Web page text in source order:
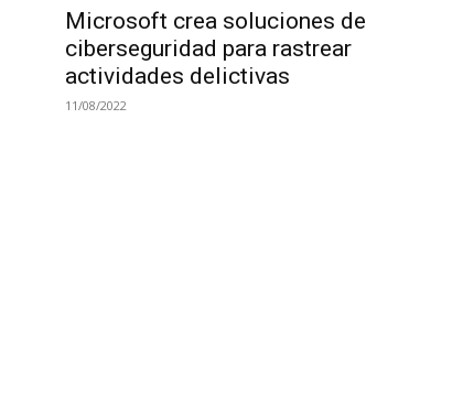
Microsoft crea soluciones de
ciberseguridad para rastrear
actividades delictivas
11/08/2022